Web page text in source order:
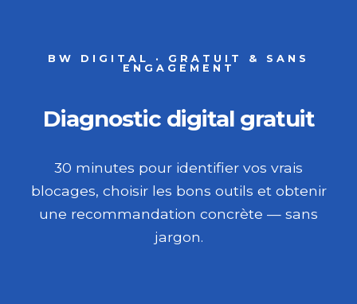
BW DIGITAL · GRATUIT & SANS
ENGAGEMENT
Diagnostic digital gratuit
30 minutes pour identifier vos vrais
blocages, choisir les bons outils et obtenir
une recommandation concrète — sans
jargon.